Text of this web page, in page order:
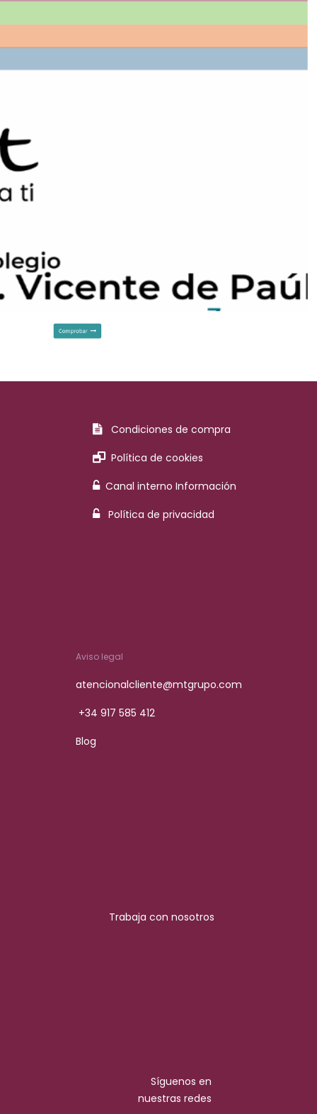
Condiciones de compra
Política de cookies
Canal interno Información
Política de privacidad
Aviso legal
atencionalcliente@mtgrupo.com
+34 917 585 412
Blog
Trabaja con nosotros
Síguenos en
nuestras redes